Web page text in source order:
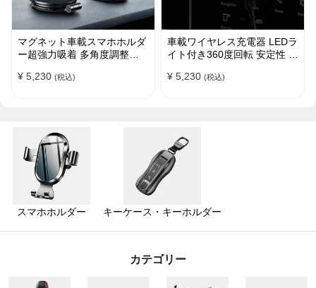
マグネット車載スマホホルダ
ー超強力吸着 多角度調整
ー 折りたたみ式 片手操作 安
¥ 5,230 (税込)
車載ワイヤレス充電器 LEDラ
イト付き360度回転 安定性 粘
し口式兼用 片手操作 置くだ
¥ 5,230 (税込)
スマホホルダー キーケース・キーホルダー
カテゴリー